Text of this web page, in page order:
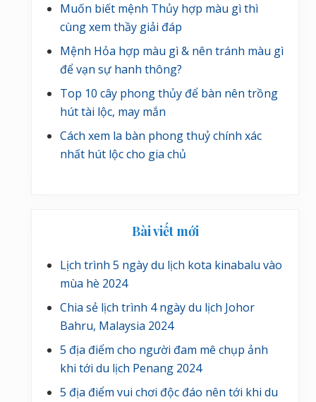
Muốn biết mệnh Thủy hợp màu gì thì
cùng xem thầy giải đáp
Mệnh Hỏa hợp màu gì & nên tránh màu gì
để vạn sự hanh thông?
Top 10 cây phong thủy để bàn nên trồng
hút tài lộc, may mắn
Cách xem la bàn phong thuỷ chính xác
nhất hút lộc cho gia chủ
Bài viết mới
Lịch trình 5 ngày du lịch kota kinabalu vào
mùa hè 2024
Chia sẻ lịch trình 4 ngày du lịch Johor
Bahru, Malaysia 2024
5 địa điểm cho người đam mê chụp ảnh
khi tới du lịch Penang 2024
5 địa điểm vui chơi độc đáo nên tới khi du